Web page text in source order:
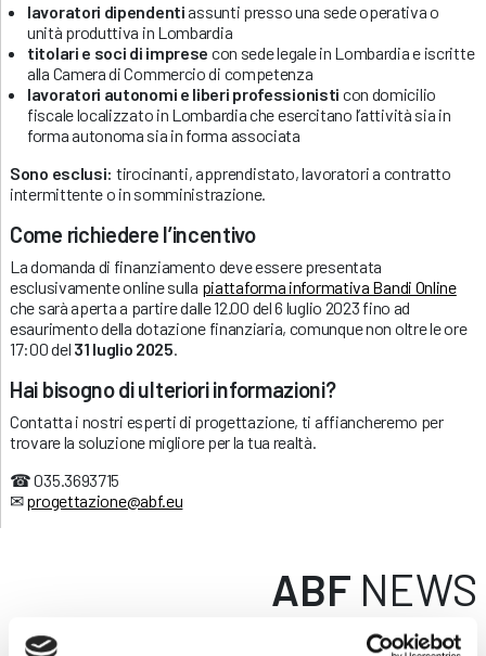
lavoratori dipendentiassunti presso una sede operativa o
unità produttiva in Lombardia
titolari e soci di imprese con sede legale in Lombardia e iscritte
alla Camera di Commercio di competenza
lavoratori autonomi e liberi professionisti con domicilio
fiscale localizzato in Lombardia che esercitano l’attività sia in
forma autonoma sia in forma associata
Sono esclusi: tirocinanti, apprendistato, lavoratori a contratto
intermittente o in somministrazione.
Come richiedere l’incentivo
La domanda di finanziamento deve essere presentata
esclusivamente online sulla piattaforma informativa Bandi Online
che sarà aperta a partire dalle 12.00 del 6 luglio 2023 fino ad
esaurimento della dotazione finanziaria, comunque non oltre le ore
17:00 del 31 luglio 2025.
Hai bisogno di ulteriori informazioni?
Contatta i nostri esperti di progettazione, ti affiancheremo per
trovare la soluzione migliore per la tua realtà.
☎ 035.3693715
✉progettazione@abf.eu
ABF NEWS